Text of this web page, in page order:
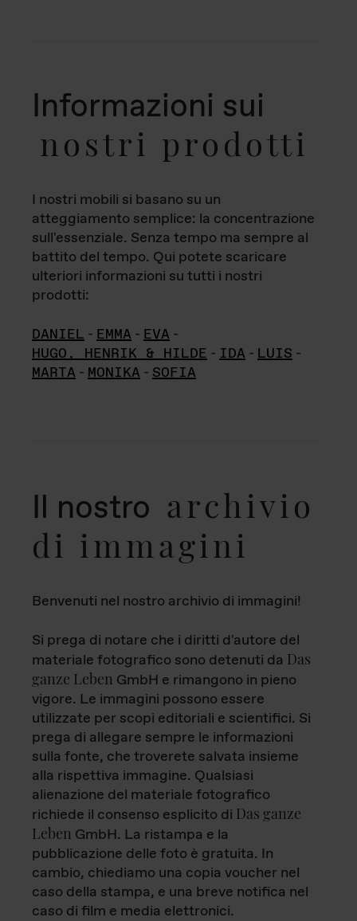
Informazioni sui
nostri prodotti
I nostri mobili si basano su un
atteggiamento semplice: la concentrazione
sull'essenziale. Senza tempo ma sempre al
battito del tempo. Qui potete scaricare
ulteriori informazioni su tutti i nostri
prodotti:
DANIEL - EMMA - EVA -
HUGO, HENRIK & HILDE - IDA - LUIS -
MARTA - MONIKA - SOFIA
Il nostro archivio
di immagini
Benvenuti nel nostro archivio di immagini!
Si prega di notare che i diritti d'autore del
materiale fotografico sono detenuti da Das
ganze Leben GmbH e rimangono in pieno
vigore. Le immagini possono essere
utilizzate per scopi editoriali e scientifici. Si
prega di allegare sempre le informazioni
sulla fonte, che troverete salvata insieme
alla rispettiva immagine. Qualsiasi
alienazione del materiale fotografico
richiede il consenso esplicito di Das ganze
Leben GmbH. La ristampa e la
pubblicazione delle foto è gratuita. In
cambio, chiediamo una copia voucher nel
caso della stampa, e una breve notifica nel
caso di film e media elettronici.